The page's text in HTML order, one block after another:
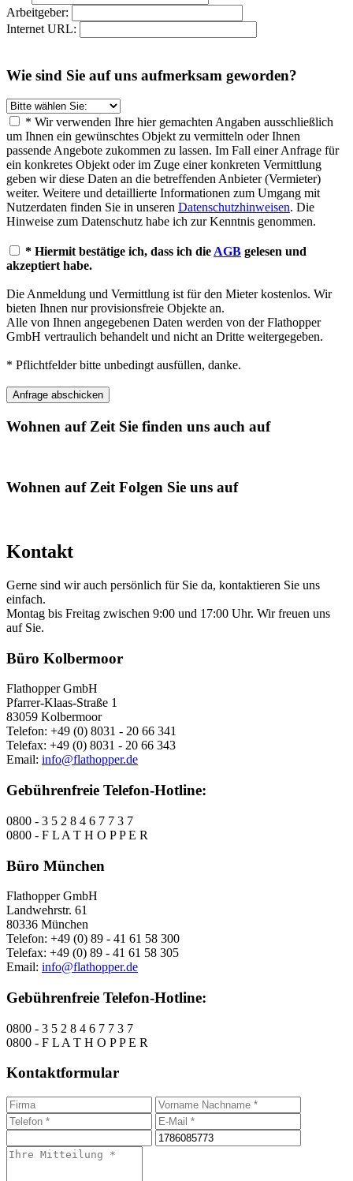
Arbeitgeber:
Internet URL:
Wie sind Sie auf uns aufmerksam geworden?
* Wir verwenden Ihre hier gemachten Angaben ausschließlich
um Ihnen ein gewünschtes Objekt zu vermitteln oder Ihnen
passende Angebote zukommen zu lassen. Im Fall einer Anfrage für
ein konkretes Objekt oder im Zuge einer konkreten Vermittlung
geben wir diese Daten an die betreffenden Anbieter (Vermieter)
weiter. Weitere und detaillierte Informationen zum Umgang mit
Nutzerdaten finden Sie in unseren Datenschutzhinweisen. Die
Hinweise zum Datenschutz habe ich zur Kenntnis genommen.
* Hiermit bestätige ich, dass ich die AGB gelesen und
akzeptiert habe.
Die Anmeldung und Vermittlung ist für den Mieter kostenlos. Wir
bieten Ihnen nur provisionsfreie Objekte an.
Alle von Ihnen angegebenen Daten werden von der Flathopper
GmbH vertraulich behandelt und nicht an Dritte weitergegeben.
* Pflichtfelder bitte unbedingt ausfüllen, danke.
Wohnen auf Zeit Sie finden uns auch auf
Wohnen auf ZeitFolgen Sie uns auf
Kontakt
Gerne sind wir auch persönlich für Sie da, kontaktieren Sie uns
einfach.
Montag bis Freitag zwischen 9:00 und 17:00 Uhr. Wir freuen uns
auf Sie.
Büro Kolbermoor
Flathopper GmbH
Pfarrer-Klaas-Straße 1
83059 Kolbermoor
Telefon: +49 (0) 8031 - 20 66 341
Telefax: +49 (0) 8031 - 20 66 343
Email: info@flathopper.de
Gebührenfreie Telefon-Hotline:
0800 - 3 5 2 8 4 6 7 7 3 7
0800 - F L A T H O P P E R
Büro München
Flathopper GmbH
Landwehrstr. 61
80336 München
Telefon: +49 (0) 89 - 41 61 58 300
Telefax: +49 (0) 89 - 41 61 58 305
Email: info@flathopper.de
Gebührenfreie Telefon-Hotline:
0800 - 3 5 2 8 4 6 7 7 3 7
0800 - F L A T H O P P E R
Kontaktformular